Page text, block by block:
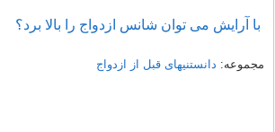
با آرایش می توان شانس ازدواج را بالا برد؟
مجموعه: دانستنیهای قبل از ازدواج